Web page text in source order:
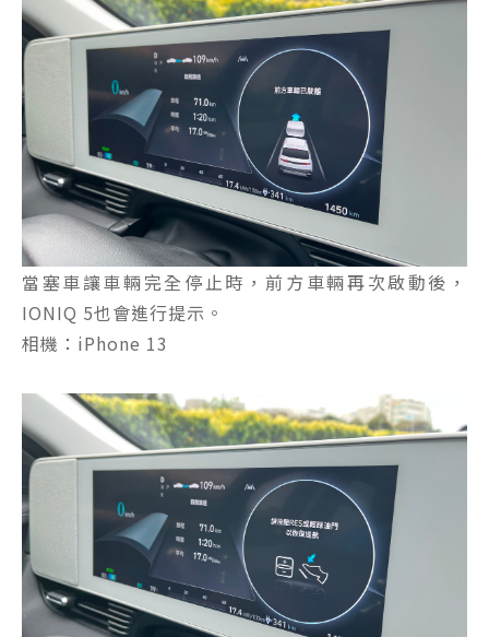
當塞車讓車輛完全停止時，前方車輛再次啟動後，
IONIQ 5也會進行提示。
相機：iPhone 13